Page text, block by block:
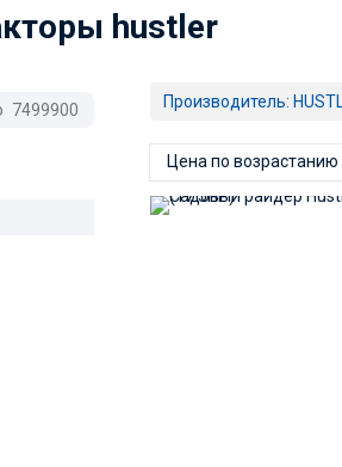
hustler
Производитель:
Цена по возрастанию